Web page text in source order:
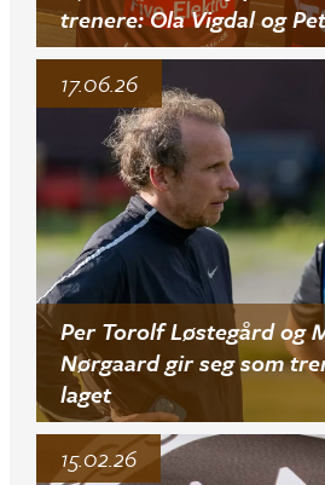
trenere: Ola Vigdal og
Per Torolf Løstegård og
Nørgaard gir seg som
laget
17.06.26
15.02.26